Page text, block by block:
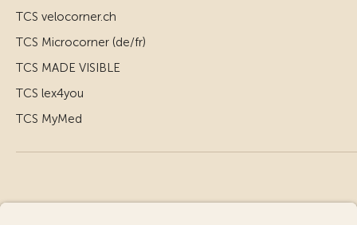
TCS velocorner.ch
TCS Microcorner (de/fr)
TCS MADE VISIBLE
TCS lex4you
TCS MyMed